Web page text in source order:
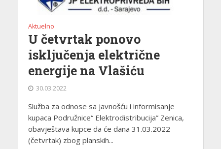
Aktuelno
U četvrtak ponovo
isključenja električne
energije na Vlašiću
30.03.2022
Služba za odnose sa javnošću i informisanje
kupaca Podružnice“ Elektrodistribucija” Zenica,
obavještava kupce da će dana 31.03.2022
(četvrtak) zbog planskih...